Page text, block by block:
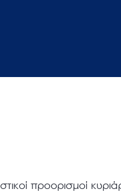
προορισμοί